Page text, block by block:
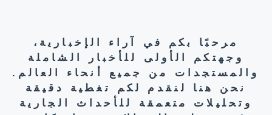
مرحبًا بكم في آراء الإخبارية،
وجهتكم الأولى للأخبار الشاملة
والمستجدات من جميع أنحاء العالم.
نحن هنا لنقدم لكم تغطية دقيقة
وتحليلات متعمقة للأحداث الجارية